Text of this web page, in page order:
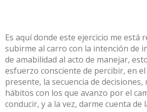
Es aquí donde este ejercicio me está
subirme al carro con la intención de
de amabilidad al acto de manejar,
esfuerzo consciente de percibir, en
presente, la secuencia de decisiones,
hábitos con los que avanzo por el
conducir, y a la vez, darme cuenta de